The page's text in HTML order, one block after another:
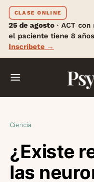
CLASE ONLINE
25 de agosto · ACT
el paciente tiene 8 años
Inscríbete →
Ciencia
¿Existe
las